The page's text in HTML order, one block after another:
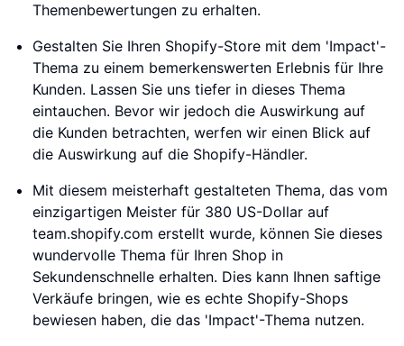
Themenbewertungen zu erhalten.
Gestalten Sie Ihren Shopify-Store mit dem 'Impact'-
Thema zu einem bemerkenswerten Erlebnis für Ihre
Kunden. Lassen Sie uns tiefer in dieses Thema
eintauchen. Bevor wir jedoch die Auswirkung auf
die Kunden betrachten, werfen wir einen Blick auf
die Auswirkung auf die Shopify-Händler.
Mit diesem meisterhaft gestalteten Thema, das vom
einzigartigen Meister für 380 US-Dollar auf
team.shopify.com erstellt wurde, können Sie dieses
wundervolle Thema für Ihren Shop in
Sekundenschnelle erhalten. Dies kann Ihnen saftige
Verkäufe bringen, wie es echte Shopify-Shops
bewiesen haben, die das 'Impact'-Thema nutzen.